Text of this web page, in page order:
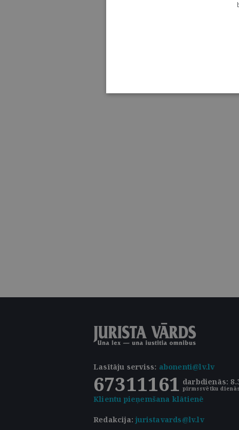
Lasītāju serviss: abonenti@lv.lv
67311161 darbdienās:
pirmssvētku
Klientu pieņemšana klātienē
Redakcija:juristavards@lv.lv